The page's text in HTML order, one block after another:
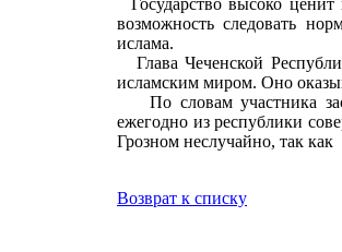
возможность следовать
ислама.
Глава Чеченской
исламским миром. Оно
По словам участника
ежегодно из республики
Грозном неслучайно, так
Возврат к списку